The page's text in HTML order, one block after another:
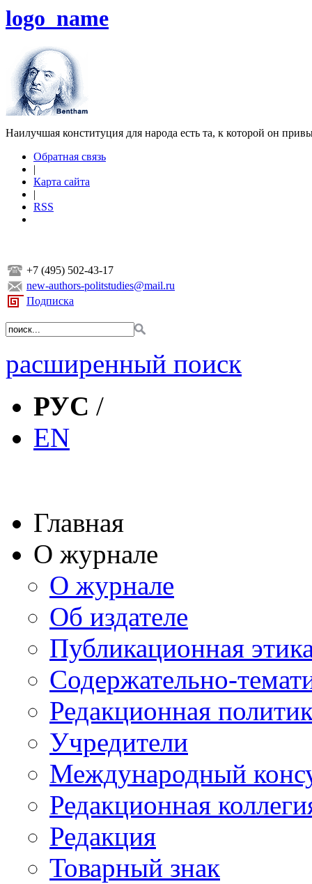
logo_name
Наилучшая конституция для народа есть та, к которой он
Обратная связь
|
Карта сайта
|
RSS
+7 (495) 502-43-17
new-authors-politstudies@mail.ru
Подписка
расширенный поиск
РУС /
EN
Главная
О журнале
О журнале
Об издателе
Публикационная
Содержательно-
Редакционная
Учредители
Международный
Редакционная
Редакция
Товарный знак